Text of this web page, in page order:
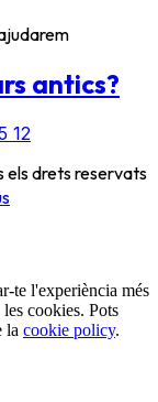
antics?
12
els drets reservats
te l'experiència més
cookies. Pots
la cookie policy.